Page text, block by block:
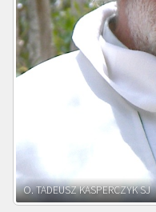
O. ADNRZEJ LEŚNIARA SJ